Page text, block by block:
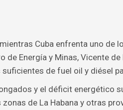
Cuba enfrenta uno
de Energía y Minas, Vicente
suficientes de fuel oil y diésel
y el déficit energético
de La Habana y otras